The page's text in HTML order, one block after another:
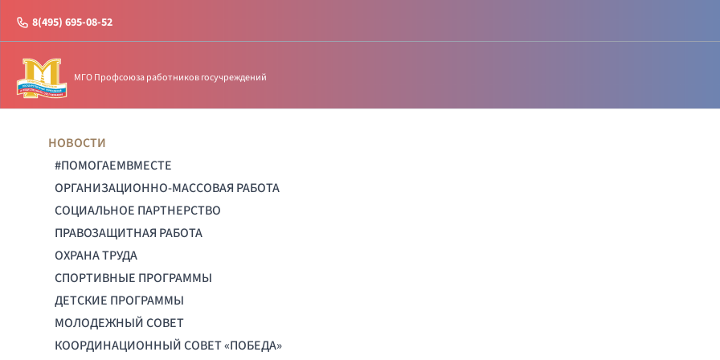
8(495) 695-08-52
МГО Профсоюза работников госучреждений
НОВОСТИ
#ПОМОГАЕМВМЕСТЕ
ОРГАНИЗАЦИОННО-МАССОВАЯ РАБОТА
СОЦИАЛЬНОЕ ПАРТНЕРСТВО
ПРАВОЗАЩИТНАЯ РАБОТА
ОХРАНА ТРУДА
СПОРТИВНЫЕ ПРОГРАММЫ
ДЕТСКИЕ ПРОГРАММЫ
МОЛОДЕЖНЫЙ СОВЕТ
КООРДИНАЦИОННЫЙ СОВЕТ «ПОБЕДА»